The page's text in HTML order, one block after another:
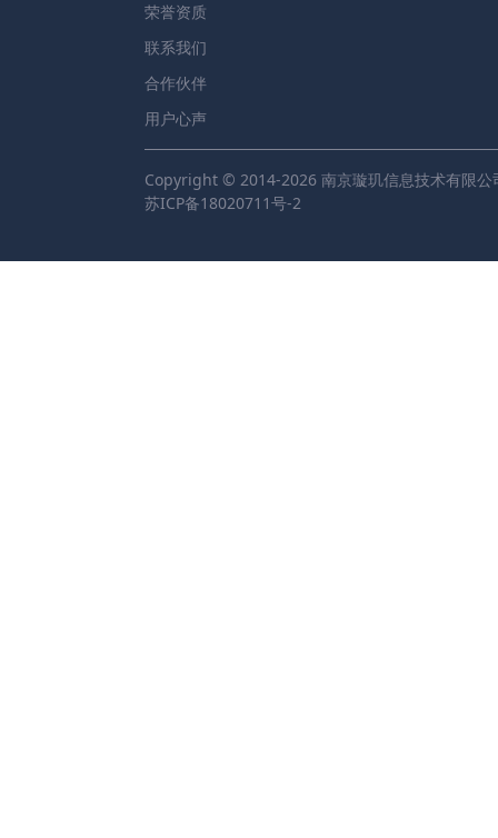
荣誉资质
联系我们
合作伙伴
用户心声
Copyright © 2014-2026 南京璇玑信息技术有限公
苏ICP备18020711号-2